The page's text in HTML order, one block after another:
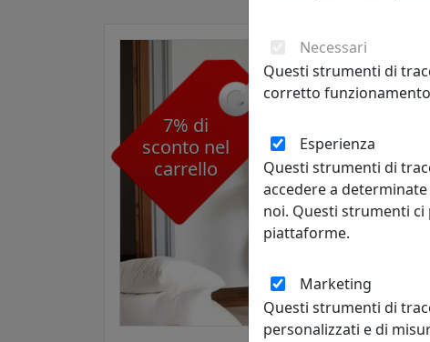
7% di
sconto nel
carrello
Necessari
Questi strumenti di
corretto
Esperienza
Questi strumenti di
accedere a
noi. Questi strumenti
piattaforme.
Marketing
Questi strumenti di
personalizzati e di